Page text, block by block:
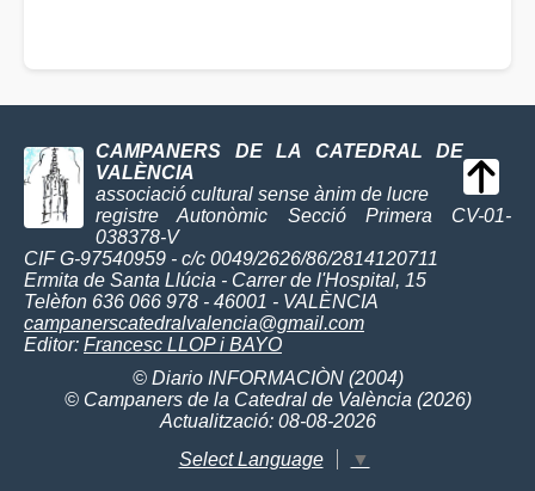
CAMPANERS DE LA CATEDRAL DE
VALÈNCIA
associació cultural sense ànim de lucre
registre Autonòmic Secció Primera CV-01-
038378-V
CIF G-97540959 - c/c 0049/2626/86/2814120711
Ermita de Santa Llúcia - Carrer de l'Hospital, 15
Telèfon 636 066 978 - 46001 - VALÈNCIA
campanerscatedralvalencia@gmail.com
Editor: Francesc LLOP i BAYO
© Diario INFORMACIÒN (2004)
© Campaners de la Catedral de València (2026)
Actualització: 08-08-2026
Select Language
▼